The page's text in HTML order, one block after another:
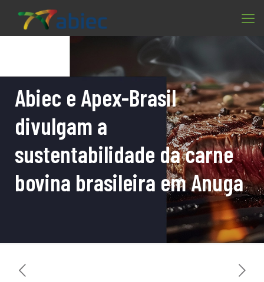
Abiec e Apex-Brasil
divulgam a
sustentabilidade da carne
bovina brasileira em Anuga